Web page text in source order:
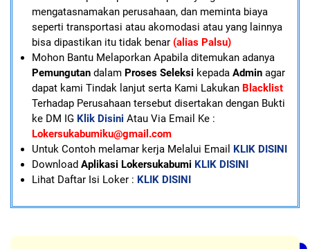
mengatasnamakan perusahaan, dan meminta biaya
seperti transportasi atau akomodasi atau yang lainnya
bisa dipastikan itu tidak benar (alias Palsu)
Mohon Bantu Melaporkan Apabila ditemukan adanya
Pemungutandalam Proses Seleksi kepada Adminagar
dapat kami Tindak lanjut serta Kami LakukanBlacklist
Terhadap Perusahaan tersebut disertakan dengan Bukti
ke DM IG Klik Disini Atau Via Email Ke :
Lokersukabumiku@gmail.com
Untuk Contoh melamar kerja Melalui Email KLIK DISINI
Download Aplikasi Lokersukabumi KLIK DISINI
Lihat Daftar Isi Loker : KLIK DISINI